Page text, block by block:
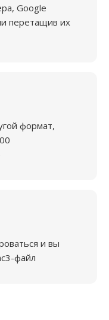
Google
перетащив их
формат,
и вы
файл